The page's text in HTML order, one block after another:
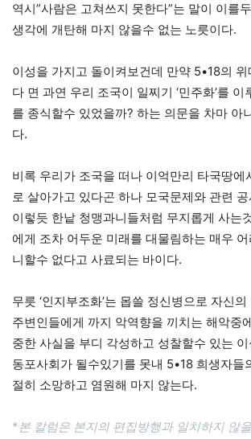
역시”사람은 고쳐쓰지 못한다”는 말이 이를
생각에 개탄해 마지 않을수 없는 노릇이다.
이성을 가지고 돌이켜보건데 만약 5•18의
다 면 과연 우리 조국이 일찌기 ‘민주화’를
를 종식할수 있었을까? 하는 의문을 차마 아
다.
비록 우리가 조국을 떠나 이억만리 타국땅에
로 살아가고 있다곤 하나 모국문제와 관련
이렇듯 한낱 청맹과니들처럼 무지롭게 사는
에게 조차 어두운 미래를 대물림하는 매우
니할수 없다고 사료되는 바이다.
무릇 ‘인지부조화’는 몹쓸 정신병으로 자신
주변인들에게 까지 악역향을 끼치는 해악중
중한 사실을 부디 각성하고 성찰할수 있는
동포사회가 될수있기를 못내 5•18 희생자들
절히 소망하고 염원해 마지 않는다.
*본 칼럼은 본지의 편집방행과 일치하지 않